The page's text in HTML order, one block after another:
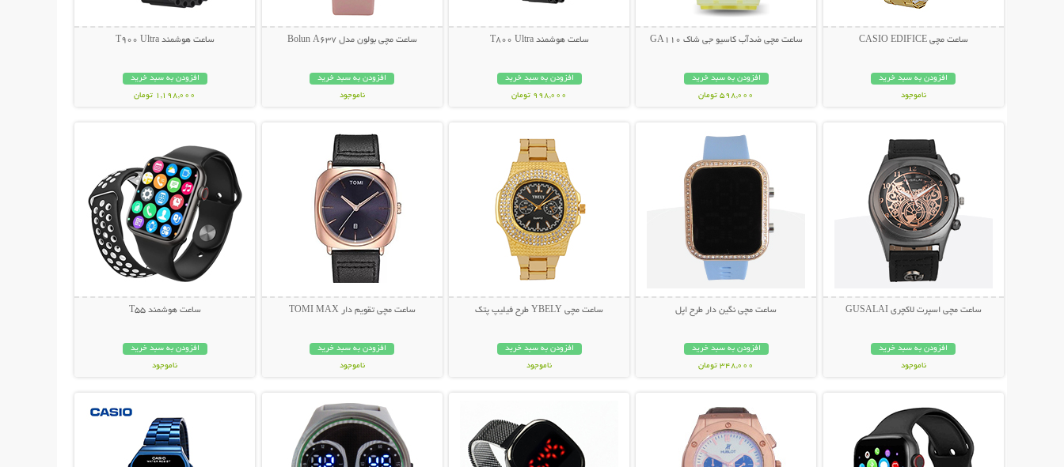
ساعت مچی CASIO EDIFICE
افزودن به سبد خرید
ناموجود
ساعت مچی ضدآب کاسیو جی شاک GA110
افزودن به سبد خرید
598,000 تومان
ساعت هوشمند T800 Ultra
افزودن به سبد خرید
998,000 تومان
ساعت مچی بولون مدل Bolun A637
افزودن به سبد خرید
ناموجود
ساعت هوشمند T900 Ultra
افزودن به سبد خرید
1,198,000 تومان
ساعت مچی اسپرت لاکچری GUSALAI
افزودن به سبد خرید
ناموجود
ساعت مچی نگین دار طرح اپل
افزودن به سبد خرید
348,000 تومان
ساعت مچی YBELY طرح فیلیپ پتک
افزودن به سبد خرید
ناموجود
ساعت مچی تقویم دار TOMI MAX
افزودن به سبد خرید
ناموجود
ساعت هوشمند T55
افزودن به سبد خرید
ناموجود